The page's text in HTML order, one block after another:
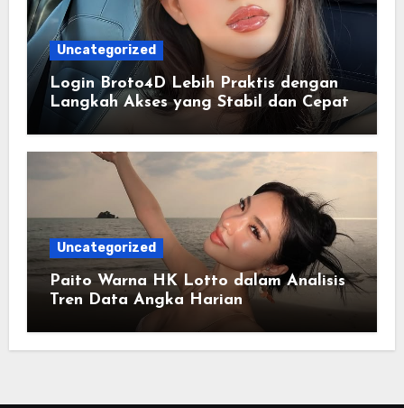
Uncategorized
Login Broto4D Lebih Praktis dengan
Langkah Akses yang Stabil dan Cepat
Uncategorized
Paito Warna HK Lotto dalam Analisis
Tren Data Angka Harian